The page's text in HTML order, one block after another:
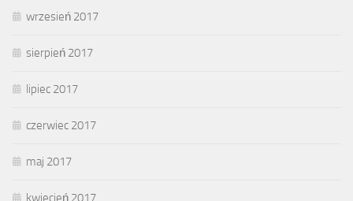
wrzesień 2017
sierpień 2017
lipiec 2017
czerwiec 2017
maj 2017
kwiecień 2017